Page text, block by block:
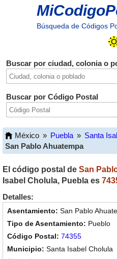
Búsqueda de Códigos
Buscar por ciudad, colonia o
Buscar por Código Postal
México » Puebla » Santa
San Pablo Ahuatempa
El código postal de San
Isabel Cholula, Puebla es
Detalles:
San Pablo
Pueblo
74355
Santa Isabel Cholula